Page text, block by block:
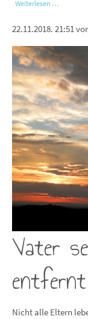
Weiterlesen …
22.11.2018. 21:51
Vater
Nicht alle Eltern